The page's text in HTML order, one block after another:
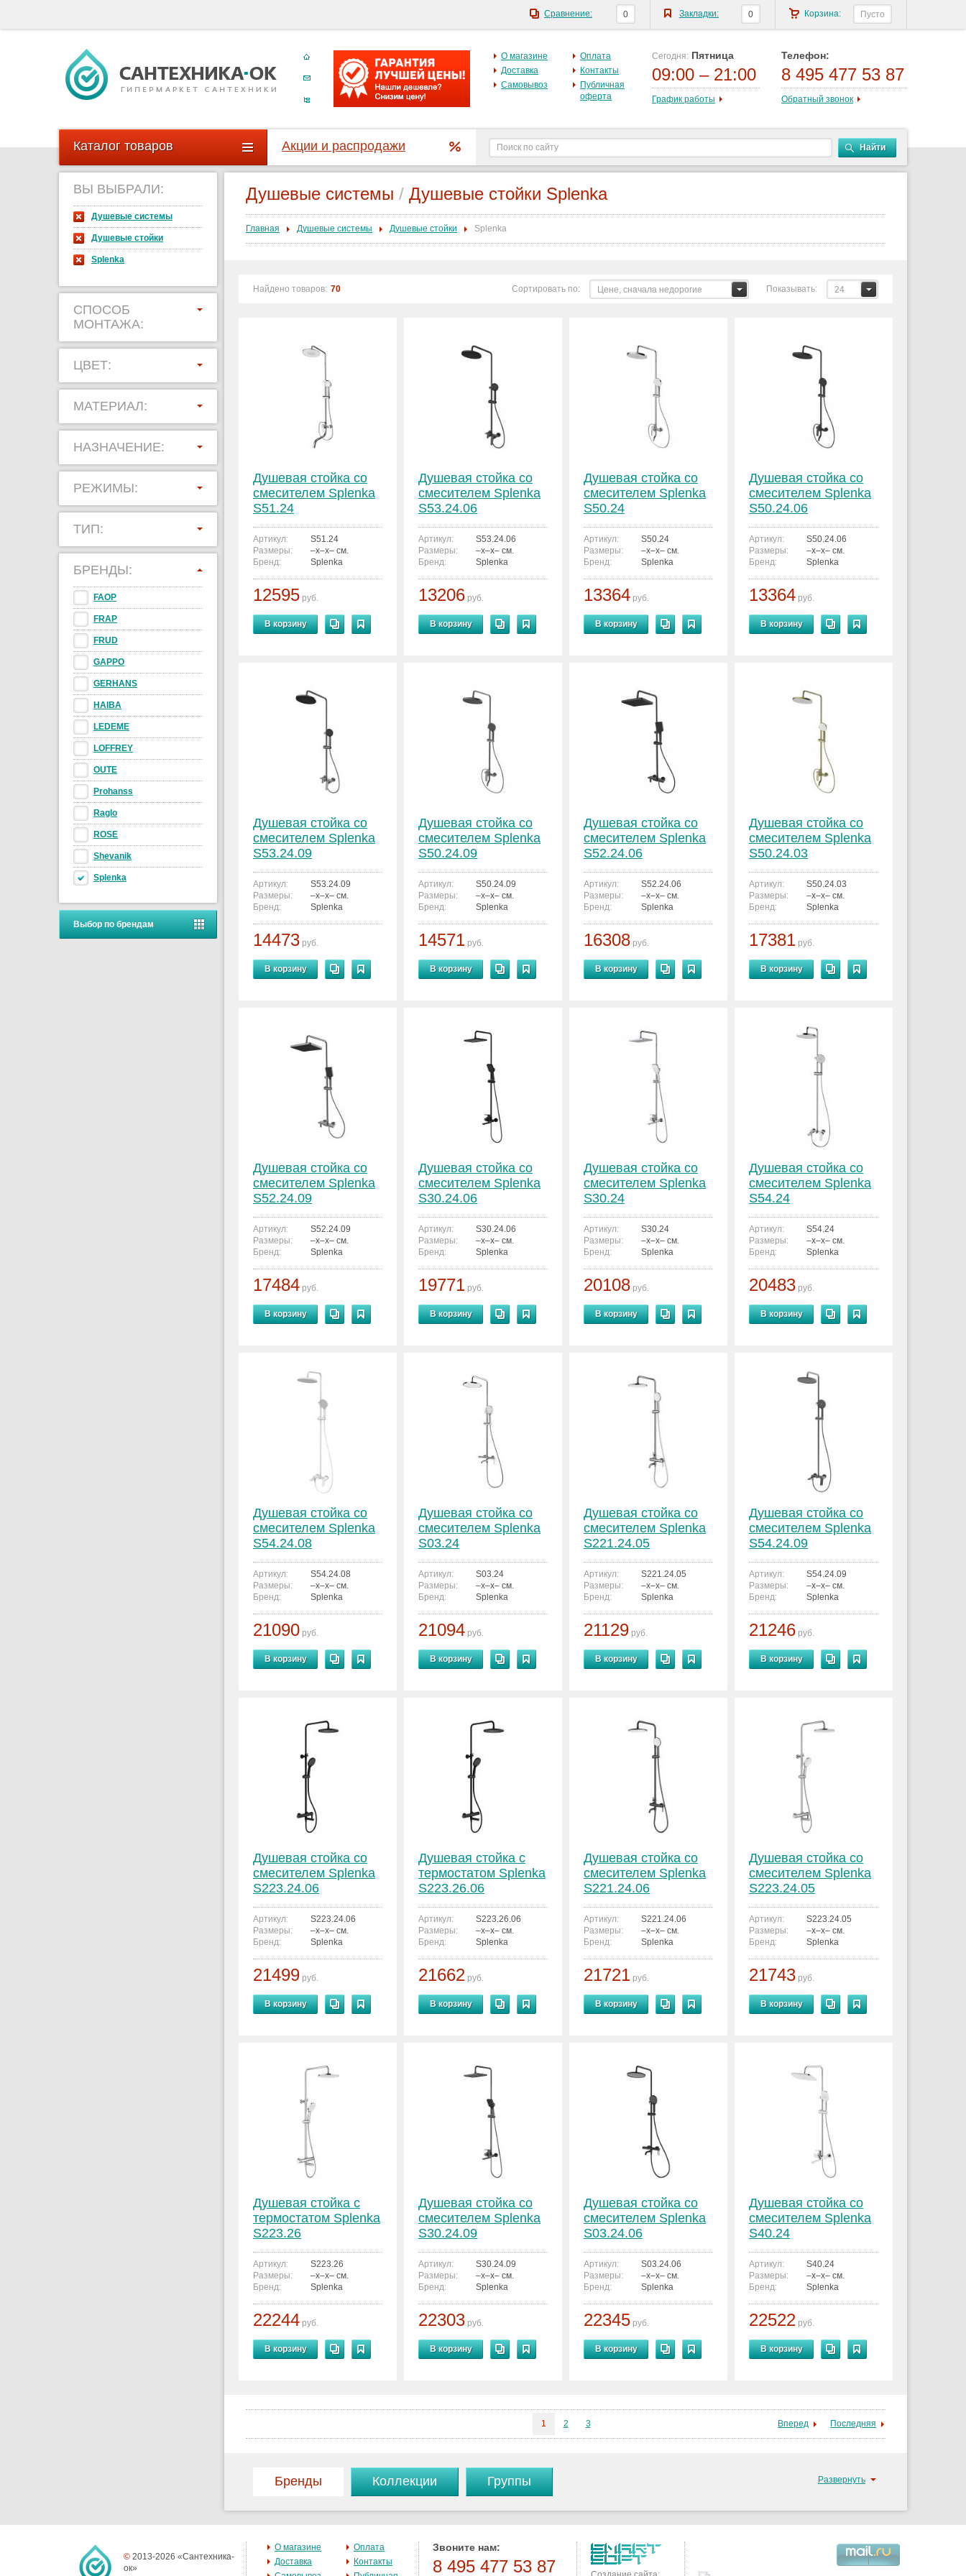
О магазине
Доставка
Самовывоз
Оплата
Контакты
Публичная
оферта
Сегодня: Пятница
09:00 – 21:00
График работы
Телефон:
8 495 477 53 87
Обратный звонок
Каталог товаров Акции и распродажи Найти
ВЫ ВЫБРАЛИ:
Душевые системы
Душевые стойки
Splenka
СПОСОБ
МОНТАЖА:
ЦВЕТ:
МАТЕРИАЛ:
НАЗНАЧЕНИЕ:
РЕЖИМЫ:
ТИП:
БРЕНДЫ:
FAOP
FRAP
FRUD
GAPPO
GERHANS
HAIBA
LEDEME
LOFFREY
OUTE
Prohanss
Raglo
ROSE
Shevanik
Splenka
Выбор по брендам
Душевые системы / Душевые стойки Splenka
Главная Душевые системы Душевые стойки Splenka
Найдено товаров: 70 Показывать: 24
Сортировать по: Цене, сначала недорогие
Душевая стойка со
смесителем Splenka
S51.24
Артикул:
S51.24
Размеры:
–x–x– см.
Бренд:
Splenka
12595 руб.
В корзину
Душевая стойка со
смесителем Splenka
S53.24.06
Артикул:
S53.24.06
Размеры:
–x–x– см.
Бренд:
Splenka
13206 руб.
В корзину
Душевая стойка со
смесителем Splenka
S50.24
Артикул:
S50.24
Размеры:
–x–x– см.
Бренд:
Splenka
13364 руб.
В корзину
Душевая стойка со
смесителем Splenka
S50.24.06
Артикул:
S50.24.06
Размеры:
–x–x– см.
Бренд:
Splenka
13364 руб.
В корзину
Душевая стойка со
смесителем Splenka
S53.24.09
Артикул:
S53.24.09
Размеры:
–x–x– см.
Бренд:
Splenka
14473 руб.
В корзину
Душевая стойка со
смесителем Splenka
S50.24.09
Артикул:
S50.24.09
Размеры:
–x–x– см.
Бренд:
Splenka
14571 руб.
В корзину
Душевая стойка со
смесителем Splenka
S52.24.06
Артикул:
S52.24.06
Размеры:
–x–x– см.
Бренд:
Splenka
16308 руб.
В корзину
Душевая стойка со
смесителем Splenka
S50.24.03
Артикул:
S50.24.03
Размеры:
–x–x– см.
Бренд:
Splenka
17381 руб.
В корзину
Душевая стойка со
смесителем Splenka
S52.24.09
Артикул:
S52.24.09
Размеры:
–x–x– см.
Бренд:
Splenka
17484 руб.
В корзину
Душевая стойка со
смесителем Splenka
S30.24.06
Артикул:
S30.24.06
Размеры:
–x–x– см.
Бренд:
Splenka
19771 руб.
В корзину
Душевая стойка со
смесителем Splenka
S30.24
Артикул:
S30.24
Размеры:
–x–x– см.
Бренд:
Splenka
20108 руб.
В корзину
Душевая стойка со
смесителем Splenka
S54.24
Артикул:
S54.24
Размеры:
–x–x– см.
Бренд:
Splenka
20483 руб.
В корзину
Душевая стойка со
смесителем Splenka
S54.24.08
Артикул:
S54.24.08
Размеры:
–x–x– см.
Бренд:
Splenka
21090 руб.
В корзину
Душевая стойка со
смесителем Splenka
S03.24
Артикул:
S03.24
Размеры:
–x–x– см.
Бренд:
Splenka
21094 руб.
В корзину
Душевая стойка со
смесителем Splenka
S221.24.05
Артикул:
S221.24.05
Размеры:
–x–x– см.
Бренд:
Splenka
21129 руб.
В корзину
Душевая стойка со
смесителем Splenka
S54.24.09
Артикул:
S54.24.09
Размеры:
–x–x– см.
Бренд:
Splenka
21246 руб.
В корзину
Душевая стойка со
смесителем Splenka
S223.24.06
Артикул:
S223.24.06
Размеры:
–x–x– см.
Бренд:
Splenka
21499 руб.
В корзину
Душевая стойка с
термостатом Splenka
S223.26.06
Артикул:
S223.26.06
Размеры:
–x–x– см.
Бренд:
Splenka
21662 руб.
В корзину
Душевая стойка со
смесителем Splenka
S221.24.06
Артикул:
S221.24.06
Размеры:
–x–x– см.
Бренд:
Splenka
21721 руб.
В корзину
Душевая стойка со
смесителем Splenka
S223.24.05
Артикул:
S223.24.05
Размеры:
–x–x– см.
Бренд:
Splenka
21743 руб.
В корзину
Душевая стойка с
термостатом Splenka
S223.26
Артикул:
S223.26
Размеры:
–x–x– см.
Бренд:
Splenka
22244 руб.
В корзину
Душевая стойка со
смесителем Splenka
S30.24.09
Артикул:
S30.24.09
Размеры:
–x–x– см.
Бренд:
Splenka
22303 руб.
В корзину
Душевая стойка со
смесителем Splenka
S03.24.06
Артикул:
S03.24.06
Размеры:
–x–x– см.
Бренд:
Splenka
22345 руб.
В корзину
Душевая стойка со
смесителем Splenka
S40.24
Артикул:
S40.24
Размеры:
–x–x– см.
Бренд:
Splenka
22522 руб.
В корзину
1 2 3 Вперед Последняя
Бренды Коллекции Группы Развернуть
© 2013-2026 «Сантехника-
ок»
О магазине
Доставка
Оплата
Контакты
Звоните нам:
8 495 477 53 87
Корзина: Пусто
Закладки: 0
Сравнение: 0